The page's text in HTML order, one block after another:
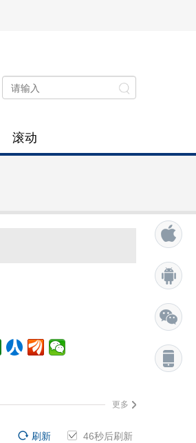
滚动
更多
45秒后刷新
刷新